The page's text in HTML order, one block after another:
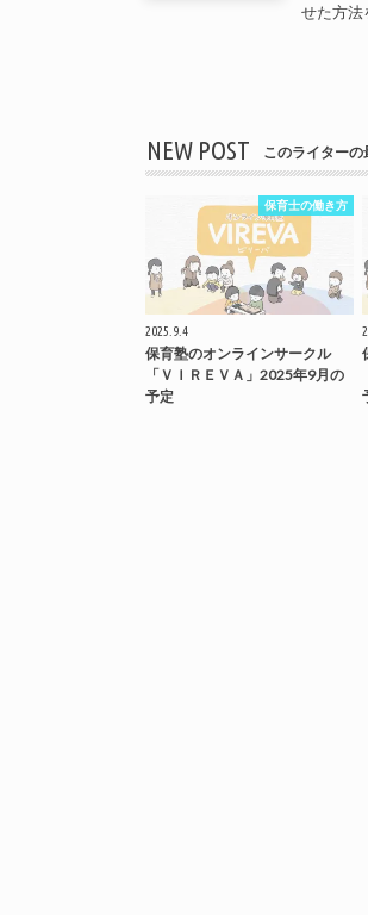
せた方法
NEW POST このライターの
保育士の働き方
2025.9.4
保育塾のオンラインサークル
「ＶＩＲＥＶＡ」2025年9月の
予定